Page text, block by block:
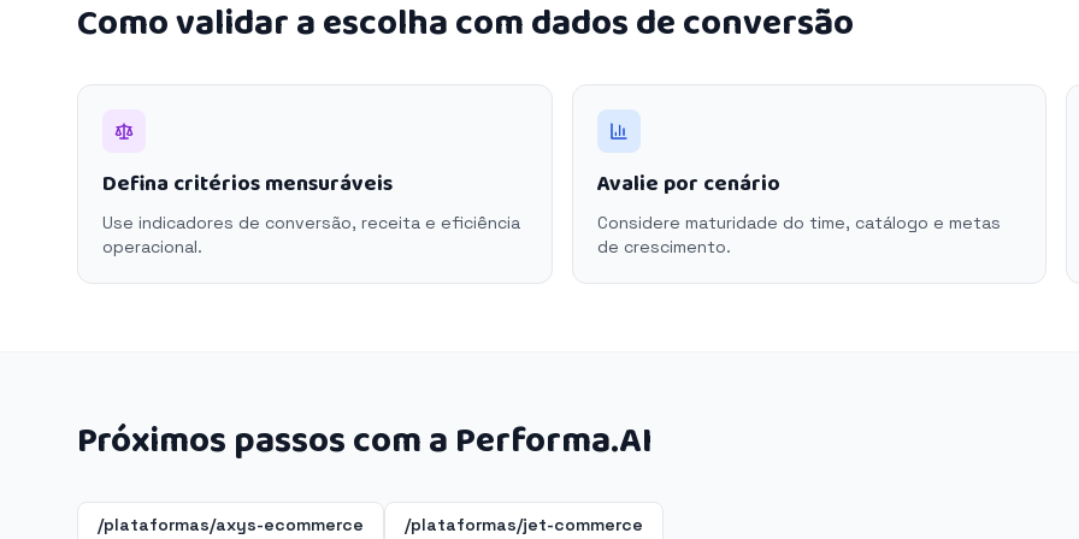
Como validar a escolha com dados de conversão
Defina critérios mensuráveis
Use indicadores de conversão, receita e eficiência
operacional.
Avalie por cenário
Considere maturidade do time, catálogo e metas
de crescimento.
Próximos passos com a Performa.AI
/plataformas/axys-ecommerce /plataformas/jet-commerce